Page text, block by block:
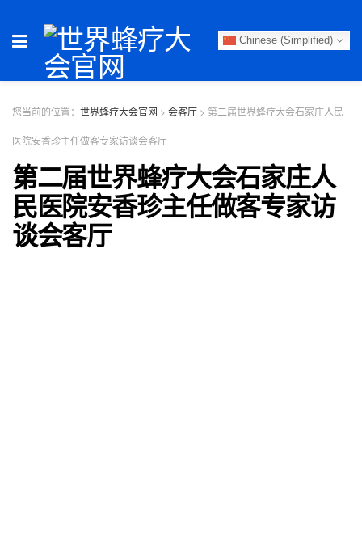
Chinese (Simplified)
您当前的位置： 世界蜂疗大会官网 > 会客厅 > 第二届世界蜂疗大会石家庄人民
医院安香珍主任做客专家访谈会客厅
第二届世界蜂疗大会石家庄人
民医院安香珍主任做客专家访
谈会客厅